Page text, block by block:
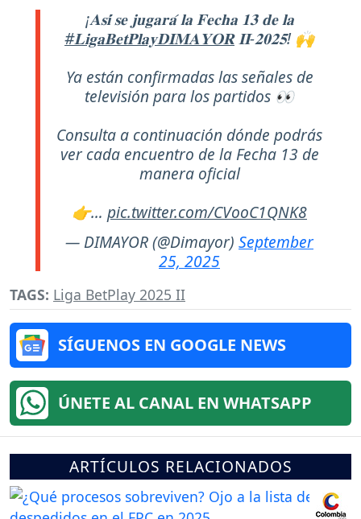
¡𝐀𝐬𝐢́ 𝐬𝐞 𝐣𝐮𝐠𝐚𝐫𝐚́ 𝐥𝐚 𝐅𝐞𝐜𝐡𝐚 𝟏𝟑 𝐝𝐞 𝐥𝐚
#𝐋𝐢𝐠𝐚𝐁𝐞𝐭𝐏𝐥𝐚𝐲𝐃𝐈𝐌𝐀𝐘𝐎𝐑𝐈𝐈-𝟐𝟎𝟐𝟓! 🙌
Ya están confirmadas las señales de
televisión para los partidos 👀
Consulta a continuación dónde podrás
ver cada encuentro de la Fecha 13 de
manera oficial
👉… pic.twitter.com/CVooC1QNK8
— DIMAYOR (@Dimayor) September
25, 2025
TAGS: Liga BetPlay 2025 II
SÍGUENOS EN GOOGLE NEWS
ÚNETE AL CANAL EN WHATSAPP
ARTÍCULOS RELACIONADOS